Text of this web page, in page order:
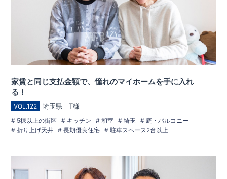
家賃と同じ支払金額で、憧れのマイホームを手に入れ
る！
VOL.122 埼玉県 T様
5棟以上の街区 キッチン 和室 埼玉
庭・バルコニー
折り上げ天井
長期優良住宅 駐車スペース2台以上